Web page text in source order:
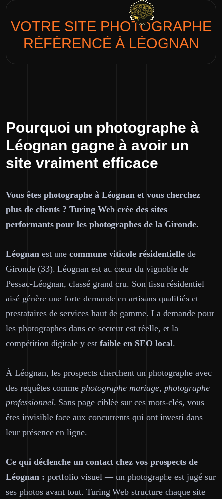
VOTRE SITE PHOTOGRAPHE
RÉFÉRENCÉ À LÉOGNAN
Pourquoi un photographe à
Léognan gagne à avoir un
site vraiment efficace
Vous êtes photographe à Léognan et vous cherchez
plus de clients ? Turing Web crée des sites
performants pour les photographes de la Gironde.
Léognan est une commune viticole résidentielle de
Gironde (33). Léognan est au cœur du vignoble de
Pessac-Léognan, classé grand cru. Son tissu résidentiel
aisé génère une forte demande en artisans qualifiés et
prestataires de services haut de gamme. La demande pour
les photographes dans ce secteur est réelle, et la
compétition digitale y est faible en SEO local.
À Léognan, les prospects cherchent un photographe avec
des requêtes comme photographe mariage, photographe
professionnel. Sans page ciblée sur ces mots-clés, vous
êtes invisible face aux concurrents qui ont investi dans
leur présence en ligne.
Ce qui déclenche un contact chez vos prospects de
Léognan : portfolio visuel — un photographe est jugé sur
ses photos avant tout. Turing Web structure chaque site